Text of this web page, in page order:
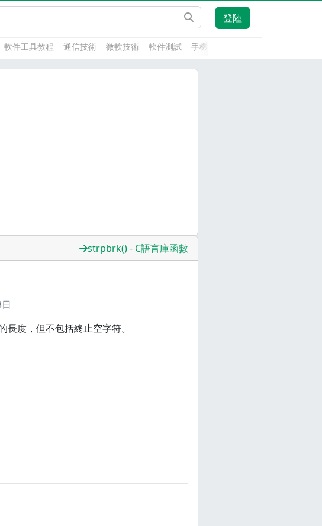
登陸
軟件工具教程 通信技術 微軟技術 軟件測試 手機開發
strpbrk() - C語言庫函數
度，但不包括終止空字符。